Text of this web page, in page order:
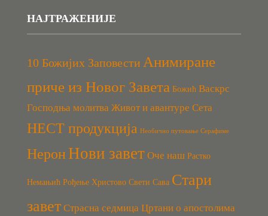
НАЈТРАЖЕНИЈЕ
10 Божијих Заповести Анимиране
приче из Новог Завета Божић Васкрс
Господња молитва Живот и авантуре Сета
НЕСТ продукција Необично путовање Серафиме
Нерон Нови завет Оче наш Растко
Немањић Рођење Христово Свети Сава Стари
завет Страсна седмица Цртани о апостолима